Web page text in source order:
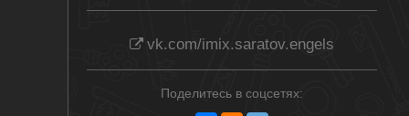
vk.com/imix.saratov.engels
Поделитесь в соцсетях: